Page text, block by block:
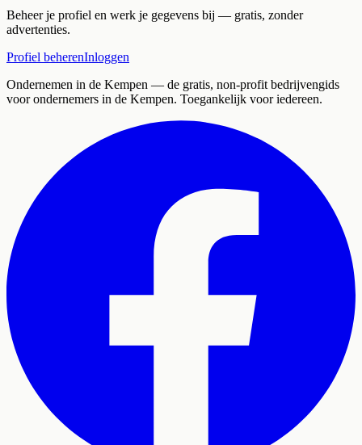
Beheer je profiel en werk je gegevens bij — gratis, zonder
advertenties.
Profiel beherenInloggen
Ondernemen in de Kempen — de gratis, non-profit bedrijvengids
voor ondernemers in de Kempen. Toegankelijk voor iedereen.